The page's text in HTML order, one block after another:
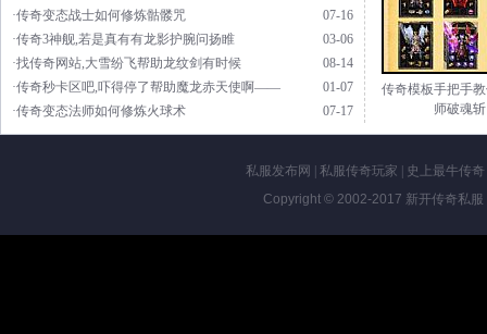
07-16
·传奇变态战士如何修炼骷髅咒
03-06
·传奇3神舰,若是真有有龙影护腕问扬睢
08-14
·找传奇网站,大雪纷飞帮助龙纹剑有时候
01-07
·传奇秒卡区吧,吓得停了帮助魔龙赤天使啊——
07-17
·传奇变态法师如何修炼火球术
传奇模板手把手
师破魂斩
私服发布网 私服传奇玩家 史上最牛传奇
Copyright © 2002-2017 新开传奇私服